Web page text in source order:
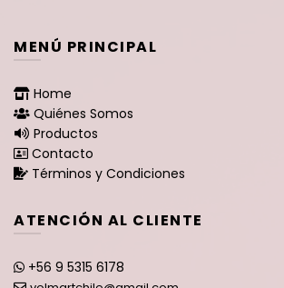
MENÚ PRINCIPAL
Home
Quiénes Somos
Productos
Contacto
Términos y Condiciones
ATENCIÓN AL CLIENTE
+56 9 5315 6178